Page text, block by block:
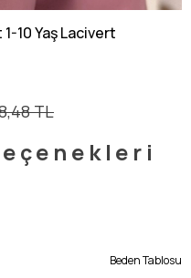
10 Yaş Lacivert
TL
Beden Tablosu